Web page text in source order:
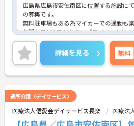
広島県広島市安佐南区に位置する施設に
の募集です。
無料駐車場もある為マイカーでの通勤も
年間休日111日もあり、プライベートと
指す方におすすめの環境です◎
また昇給や賞与制度があり、頑張りが評価
っかりと還元されます。さらに各種手当
いるのは嬉しいポイントです◎しっかり
ロー体制で、経験に関わらず安心してス
こちらの求人にご興味がございましたら
ントもお伝えしますので是非ご応募お待ち
ます。
詳細を見る 無料
通所介護（デイサービス）
医療法人信愛会デイサービス長楽 医療法